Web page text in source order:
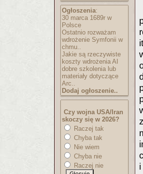
Ogłoszenia:
30 marca 1689r w
Polsce
Ostatnio rozważam
wdrożenie Symfonii w
chmu..
Jakie są rzeczywiste
koszty wdrożenia AI
dobre szkolenia lub
materiały dotyczące
Arc..
Dodaj ogłoszenie..
Czy wojna USA/Iran
skoczy się w 2026?
Raczej tak
Chyba tak
Nie wiem
Chyba nie
Raczej nie